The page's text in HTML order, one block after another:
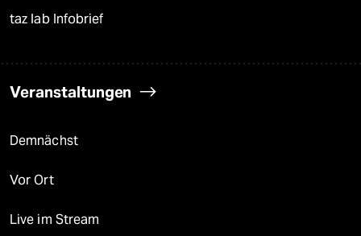
taz lab Infobrief
Veranstaltungen
Demnächst
Vor Ort
Live im Stream